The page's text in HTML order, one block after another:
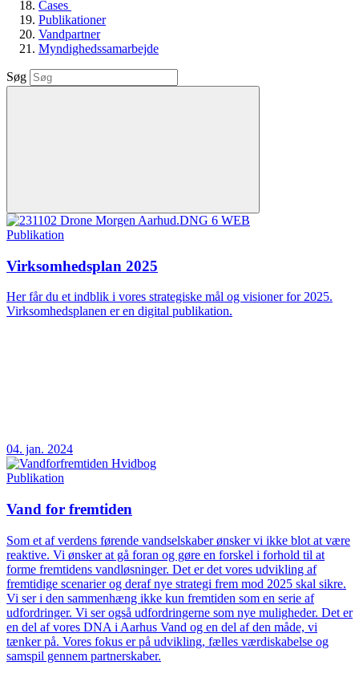
Cases
Publikationer
Vandpartner
Myndighedssamarbejde
Søg
Publikation
Virksomhedsplan 2025
Her får du et indblik i vores strategiske mål og visioner for 2025.
Virksomhedsplanen er en digital publikation.
04. jan. 2024
Publikation
Vand for fremtiden
Som et af verdens førende vandselskaber ønsker vi ikke blot at være
reaktive. Vi ønsker at gå foran og gøre en forskel i forhold til at
forme fremtidens vandløsninger. Det er det vores udvikling af
fremtidige scenarier og deraf nye strategi frem mod 2025 skal sikre.
Vi ser i den sammenhæng ikke kun fremtiden som en serie af
udfordringer. Vi ser også udfordringerne som nye muligheder. Det er
en del af vores DNA i Aarhus Vand og en del af den måde, vi
tænker på. Vores fokus er på udvikling, fælles værdiskabelse og
samspil gennem partnerskaber.